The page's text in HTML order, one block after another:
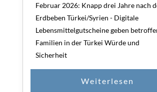
Februar 2026: Knapp drei Jahre nach
Erdbeben Türkei/Syrien - Digitale
Lebensmittelgutscheine geben
Familien in der Türkei Würde und
Sicherheit